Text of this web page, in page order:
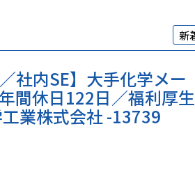
社内SE】大手化学メー
間休日122日／福利厚生
業株式会社 -13739